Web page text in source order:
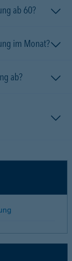
ab 60?
im Monat?
ab?